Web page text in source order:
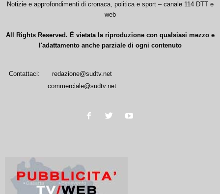
Notizie e approfondimenti di cronaca, politica e sport – canale 114 DTT e
web
All Rights Reserved. È vietata la riproduzione con qualsiasi mezzo e
l'adattamento anche parziale di ogni contenuto
Contattaci:
redazione@sudtv.net
commerciale@sudtv.net